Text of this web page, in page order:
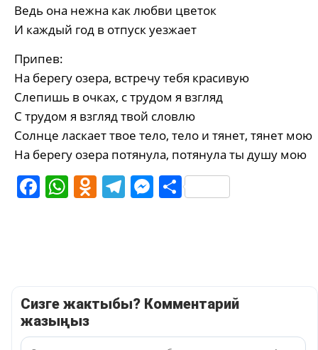
Ведь она нежна как любви цветок
И каждый год в отпуск уезжает
Припев:
На берегу озера, встречу тебя красивую
Слепишь в очках, с трудом я взгляд
С трудом я взгляд твой словлю
Солнце ласкает твое тело, тело и тянет, тянет мою
На берегу озера потянула, потянула ты душу мою
Facebook
WhatsApp
Odnoklassniki
Telegram
Messenger
Share
Сизге жактыбы? Комментарий
жазыңыз